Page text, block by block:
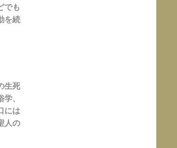
でも
を続
生死
、
には
人の